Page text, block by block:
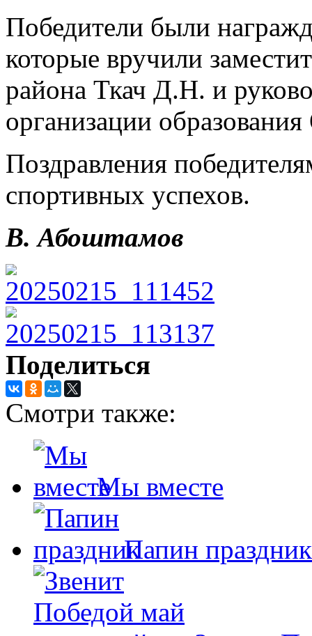
Победители были
которые вручили
района Ткач Д.Н. и
организации
Поздравления
спортивных успехов.
В. Абоштамов
Поделиться
Смотри также:
Мы вместе
Папин праздник